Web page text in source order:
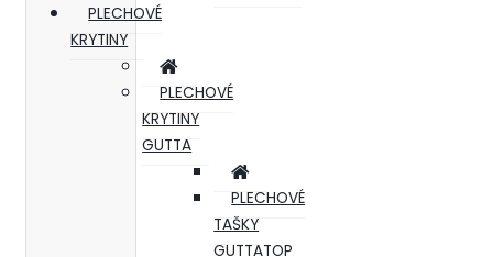
PLECHOVÉ
KRYTINY
PLECHOVÉ
KRYTINY
GUTTA
PLECHOVÉ
TAŠKY
GUTTATOP